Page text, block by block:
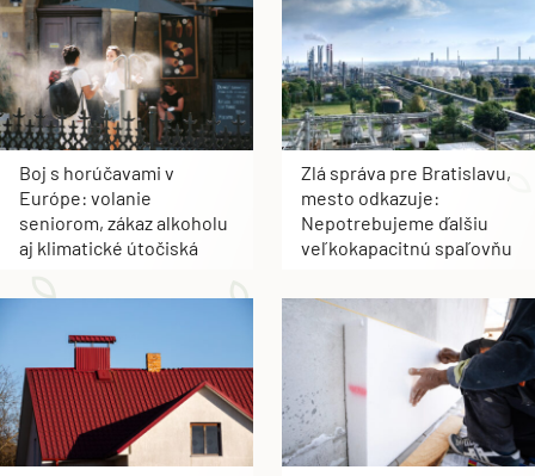
Boj s horúčavami v
Európe: volanie
seniorom, zákaz alkoholu
aj klimatické útočiská
Zlá správa pre Bratislavu,
mesto odkazuje:
Nepotrebujeme ďalšiu
veľkokapacitnú spaľovňu